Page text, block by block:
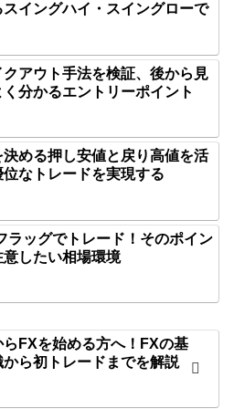
スイングハイ・スイングローで
クアウト手法を検証、後から見
く分かるエントリーポイント
決める押し安値と戻り高値を活
位なトレードを実現する
ラッグでトレード！そのポイン
意したい相場環境
らFXを始める方へ！FXの基
から初トレードまでを解説